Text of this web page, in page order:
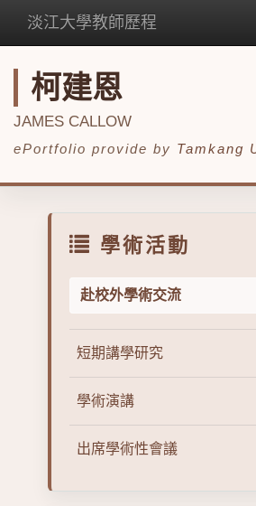
淡江大學教師歷程
柯建恩
JAMES CALLOW
ePortfolio provide by Tamkang
學術活動
赴校外學術交流
短期講學研究
學術演講
出席學術性會議